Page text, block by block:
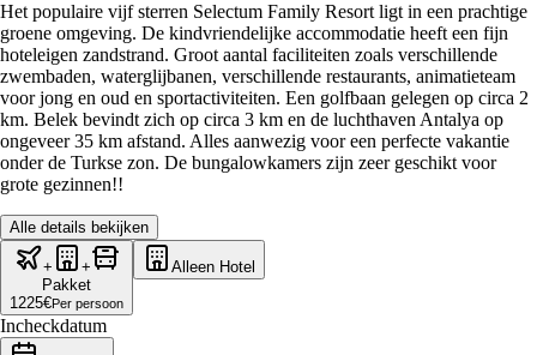
Het populaire vijf sterren Selectum Family Resort ligt in een prachtige
groene omgeving. De kindvriendelijke accommodatie heeft een fijn
hoteleigen zandstrand. Groot aantal faciliteiten zoals verschillende
zwembaden, waterglijbanen, verschillende restaurants, animatieteam
voor jong en oud en sportactiviteiten. Een golfbaan gelegen op circa 2
km. Belek bevindt zich op circa 3 km en de luchthaven Antalya op
ongeveer 35 km afstand. Alles aanwezig voor een perfecte vakantie
onder de Turkse zon. De bungalowkamers zijn zeer geschikt voor
grote gezinnen!!
Alle details bekijken
+
+
Pakket
1225€Per persoon
Alleen Hotel
Incheckdatum